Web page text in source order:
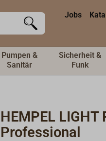
Jobs
Pumpen &
Sanitär
Sicherheit &
Funk
HEMPEL LIGHT
Professional